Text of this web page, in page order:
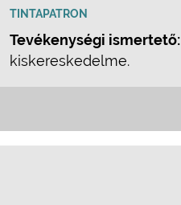
TINTAPATRON
Tevékenységi ismertető:
kiskereskedelme.